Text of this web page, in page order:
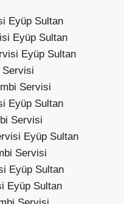
Eyüp Sultan
Eyüp Sultan
Eyüp Sultan
Servisi
Servisi
Eyüp Sultan
Servisi
Eyüp Sultan
Servisi
Eyüp Sultan
Eyüp Sultan